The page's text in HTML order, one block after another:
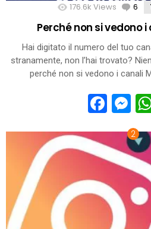
176.6k Views 6
Perché non si vedono
Hai digitato il numero del tuo
stranamente, non l’hai trovato?
perché non si vedono i canali